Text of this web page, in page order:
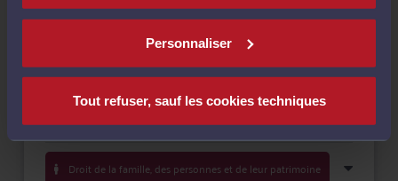
Personnaliser
Tout refuser, sauf les cookies techniques
Compétences
Droit international et de l'Union européenne
Droit de la famille, des personnes et de leur patrimoine